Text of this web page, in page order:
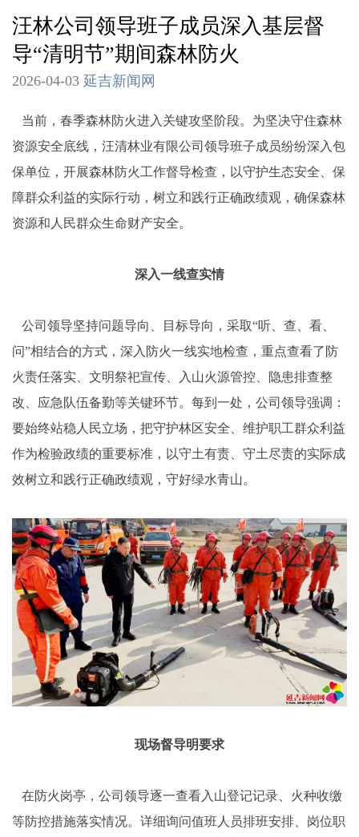
汪林公司领导班子成员深入基层督
导“清明节”期间森林防火
2026-04-03 延吉新闻网
当前，春季森林防火进入关键攻坚阶段。为坚决守住森林
资源安全底线，汪清林业有限公司领导班子成员纷纷深入包
保单位，开展森林防火工作督导检查，以守护生态安全、保
障群众利益的实际行动，树立和践行正确政绩观，确保森林
资源和人民群众生命财产安全。
深入一线查实情
公司领导坚持问题导向、目标导向，采取“听、查、看、
问”相结合的方式，深入防火一线实地检查，重点查看了防
火责任落实、文明祭祀宣传、入山火源管控、隐患排查整
改、应急队伍备勤等关键环节。每到一处，公司领导强调：
要始终站稳人民立场，把守护林区安全、维护职工群众利益
作为检验政绩的重要标准，以守土有责、守土尽责的实际成
效树立和践行正确政绩观，守好绿水青山。
现场督导明要求
在防火岗亭，公司领导逐一查看入山登记记录、火种收缴
等防控措施落实情况。详细询问值班人员排班安排、岗位职